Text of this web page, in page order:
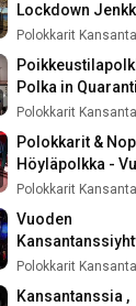
Lockdown
Kansantanssi –
Polka in
Polokkarit &
Höyläpolkka -
Vuoden
Polokkarit ja
Kansantanssia ,